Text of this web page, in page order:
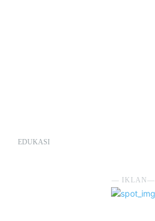
EDUKASI
― IKLAN―